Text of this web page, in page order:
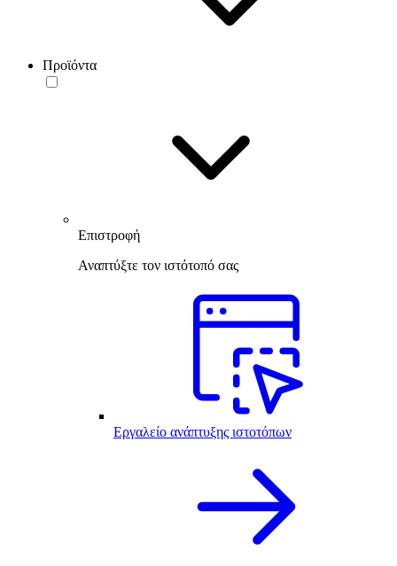
Προϊόντα
Επιστροφή
Αναπτύξτε τον ιστότοπό σας
Εργαλείο ανάπτυξης ιστοτόπων